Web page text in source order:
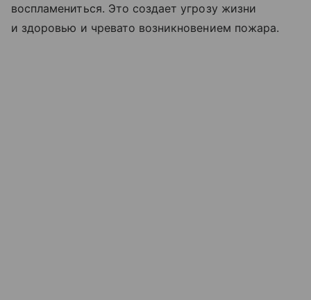
воспламениться. Это создает угрозу жизни
и здоровью и чревато возникновением пожара.